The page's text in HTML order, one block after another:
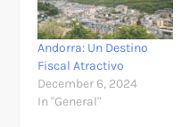
Andorra: Un Destino
Fiscal Atractivo
December 6, 2024
In "General"